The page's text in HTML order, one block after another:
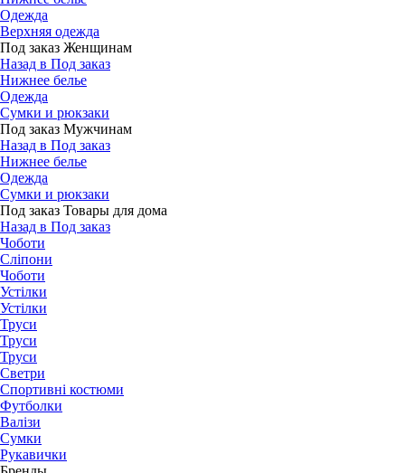
Одежда
Верхняя одежда
Под заказ Женщинам
Назад в Под заказ
Нижнее белье
Одежда
Сумки и рюкзаки
Под заказ Мужчинам
Назад в Под заказ
Нижнее белье
Одежда
Сумки и рюкзаки
Под заказ Товары для дома
Назад в Под заказ
Чоботи
Сліпони
Чоботи
Устілки
Устілки
Труси
Труси
Труси
Светри
Спортивні костюми
Футболки
Валізи
Сумки
Рукавички